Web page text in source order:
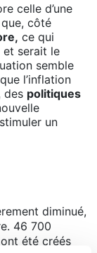
celle d’une
côté
ce qui
et serait le
semble
l’inflation
des politiques
un
diminué,
46 700
été créés